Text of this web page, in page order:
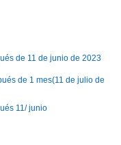
de 11 de junio de 2023
de 1 mes(11 de julio de
11/ junio